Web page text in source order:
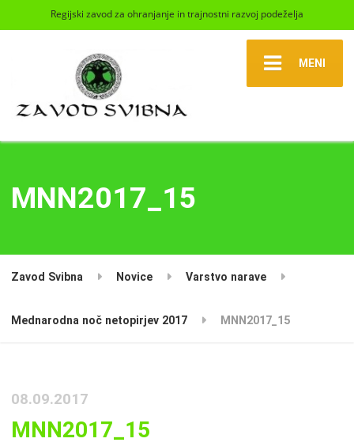
Regijski zavod za ohranjanje in trajnostni razvoj podeželja
MENI
MNN2017_15
Zavod Svibna Novice Varstvo narave
Mednarodna noč netopirjev 2017 MNN2017_15
08.09.2017
MNN2017_15